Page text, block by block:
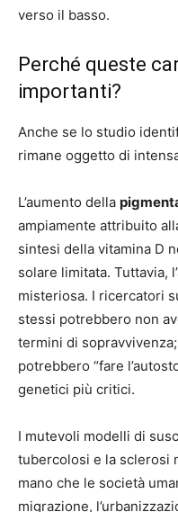
verso il basso.
Perché queste
importanti?
Anche se lo studio
rimane oggetto di
L’aumento della
ampiamente attribuito
sintesi della vitamina D
solare limitata. Tuttavia,
misteriosa. I ricercatori
stessi potrebbero non
termini di
potrebbero “fare
genetici più critici.
I mutevoli modelli di
tubercolosi e la sclerosi
mano che le società
migrazione,